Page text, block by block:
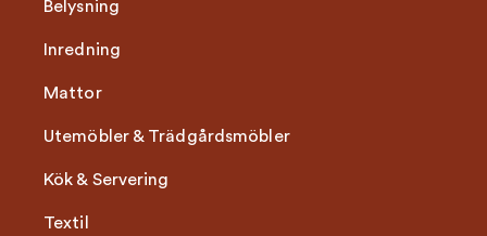
Belysning
Inredning
Mattor
Utemöbler & Trädgårdsmöbler
Kök & Servering
Textil